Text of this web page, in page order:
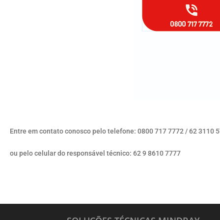
Entre em contato conosco pelo telefone: 0800 717 7772 / 62 3110
ou pelo celular do responsável técnico: 62 9 8610 7777